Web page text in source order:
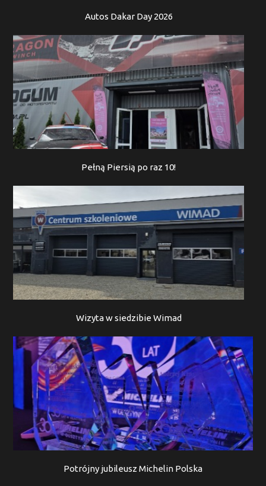
Autos Dakar Day 2026
Pełną Piersią po raz 10!
Wizyta w siedzibie Wimad
Potrójny jubileusz Michelin Polska